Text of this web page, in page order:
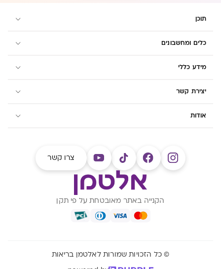
תוכן
כלים ומחשבונים
מידע כללי
יצירת קשר
אודות
צרו קשר
הקנייה באתר מאובטחת על פי תקן
© כל הזכויות שמורות לאלטמן בריאות